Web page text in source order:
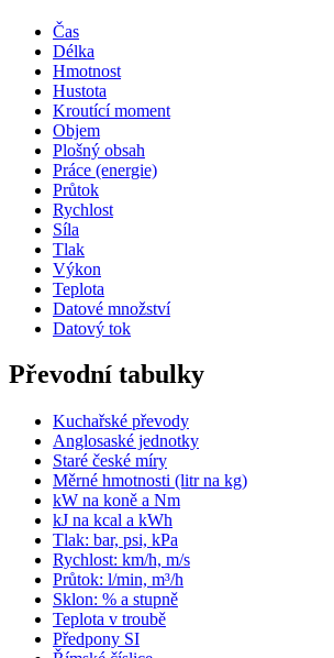
Čas
Délka
Hmotnost
Hustota
Kroutící moment
Objem
Plošný obsah
Práce (energie)
Průtok
Rychlost
Síla
Tlak
Výkon
Teplota
Datové množství
Datový tok
Převodní tabulky
Kuchařské převody
Anglosaské jednotky
Staré české míry
Měrné hmotnosti (litr na kg)
kW na koně a Nm
kJ na kcal a kWh
Tlak: bar, psi, kPa
Rychlost: km/h, m/s
Průtok: l/min, m³/h
Sklon: % a stupně
Teplota v troubě
Předpony SI